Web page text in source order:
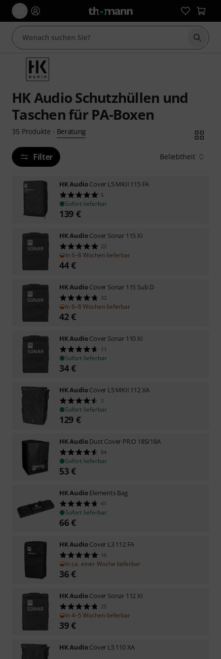
Suche
HK Audio Schutzhüllen und
Taschen für PA-Boxen
35 Produkte · Beratung
Filter Beliebtheit
HK AudioCover L5 MKII 115 FA
5
Sofort lieferbar
139 €
HK AudioCover Sonar 115 Xi
22
In 6–8 Wochen lieferbar
44€
HK AudioCover Sonar 115 Sub D
32
In 6–8 Wochen lieferbar
42€
HK AudioCover Sonar 110 Xi
11
Sofort lieferbar
34€
HK AudioCover L5 MKII 112 XA
2
Sofort lieferbar
129 €
HK AudioDust Cover PR:O 18S/18A
84
Sofort lieferbar
53€
HK AudioElements Bag
41
Sofort lieferbar
66€
HK AudioCover L3 112 FA
16
In ca. einer Woche lieferbar
36€
HK AudioCover Sonar 112 Xi
25
In 4–5 Wochen lieferbar
39€
HK AudioCover L5 110 XA